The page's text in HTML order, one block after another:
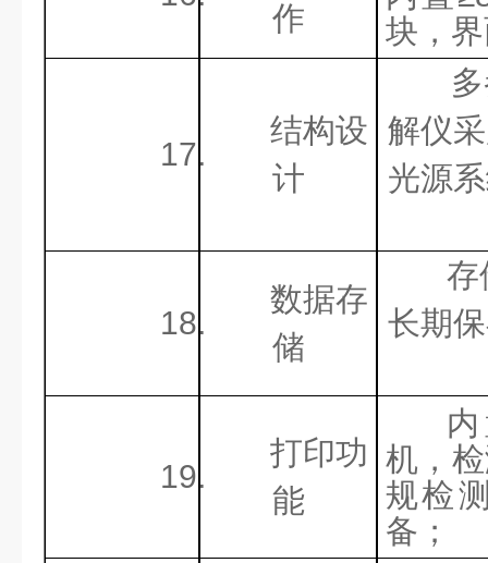
作
块，
17.
结构设
计
解仪
光源
18.
数据存
储
存
长期
19.
打印功
能
机，
规检
备；